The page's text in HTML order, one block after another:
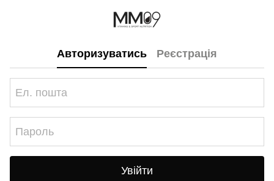
Авторизуватись Реєстрація
Увійти